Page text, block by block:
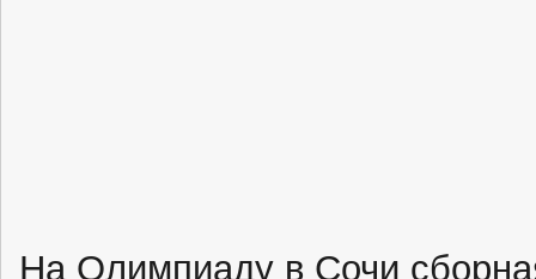
На Олимпиаду в Сочи